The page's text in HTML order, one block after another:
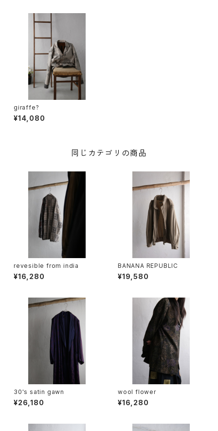
giraffe?
¥14,080
同じカテゴリの商品
revesible from india
¥16,280
BANANA REPUBLIC
¥19,580
30's satin gawn
¥26,180
wool flower
¥16,280